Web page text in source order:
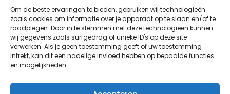
Om de beste ervaringen te bieden, gebruiken wij technologieën
zoals cookies om informatie over je apparaat op te slaan en/of te
raadplegen. Door in te stemmen met deze technologieën kunnen
wij gegevens zoals surfgedrag of unieke ID's op deze site
verwerken. Als je geen toestemming geeft of uw toestemming
intrekt, kan dit een nadelige invloed hebben op bepaalde functies
en mogelijkheden.